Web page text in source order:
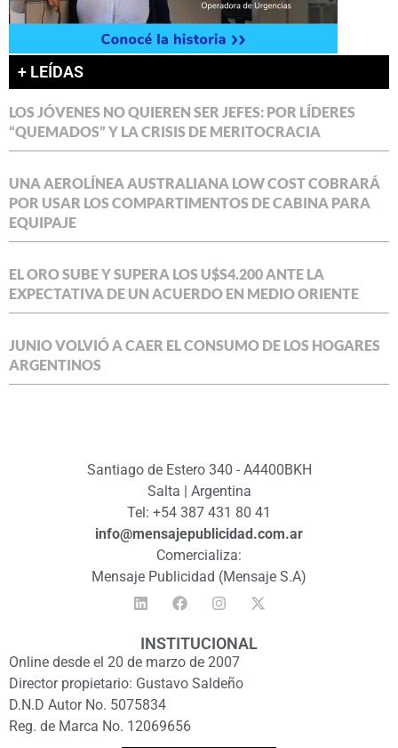
+ LEÍDAS
LOS JÓVENES NO QUIEREN SER JEFES: POR LÍDERES
“QUEMADOS” Y LA CRISIS DE MERITOCRACIA
UNA AEROLÍNEA AUSTRALIANA LOW COST COBRARÁ
POR USAR LOS COMPARTIMENTOS DE CABINA PARA
EQUIPAJE
EL ORO SUBE Y SUPERA LOS U$S4.200 ANTE LA
EXPECTATIVA DE UN ACUERDO EN MEDIO ORIENTE
JUNIO VOLVIÓ A CAER EL CONSUMO DE LOS HOGARES
ARGENTINOS
Santiago de Estero 340 - A4400BKH
Salta | Argentina
Tel: +54 387 431 80 41
info@mensajepublicidad.com.ar
Comercializa:
Mensaje Publicidad (Mensaje S.A)
INSTITUCIONAL
Online desde el 20 de marzo de 2007
Director propietario: Gustavo Saldeño
D.N.D Autor No. 5075834
Reg. de Marca No. 12069656